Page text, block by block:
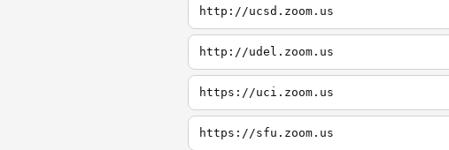
http://ucsd.zoom.us
http://udel.zoom.us
https://uci.zoom.us
https://sfu.zoom.us